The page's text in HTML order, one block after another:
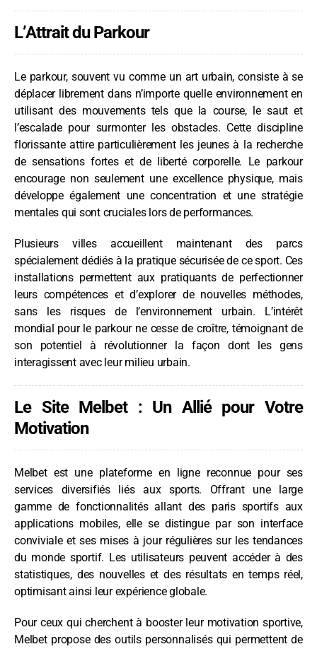
L’Attrait du Parkour
Le parkour, souvent vu comme un art urbain, consiste à se
déplacer librement dans n’importe quelle environnement en
utilisant des mouvements tels que la course, le saut et
l’escalade pour surmonter les obstacles. Cette discipline
florissante attire particulièrement les jeunes à la recherche
de sensations fortes et de liberté corporelle. Le parkour
encourage non seulement une excellence physique, mais
développe également une concentration et une stratégie
mentales qui sont cruciales lors de performances.
Plusieurs villes accueillent maintenant des parcs
spécialement dédiés à la pratique sécurisée de ce sport. Ces
installations permettent aux pratiquants de perfectionner
leurs compétences et d’explorer de nouvelles méthodes,
sans les risques de l’environnement urbain. L’intérêt
mondial pour le parkour ne cesse de croître, témoignant de
son potentiel à révolutionner la façon dont les gens
interagissent avec leur milieu urbain.
Le Site Melbet : Un Allié pour Votre
Motivation
Melbet est une plateforme en ligne reconnue pour ses
services diversifiés liés aux sports. Offrant une large
gamme de fonctionnalités allant des paris sportifs aux
applications mobiles, elle se distingue par son interface
conviviale et ses mises à jour régulières sur les tendances
du monde sportif. Les utilisateurs peuvent accéder à des
statistiques, des nouvelles et des résultats en temps réel,
optimisant ainsi leur expérience globale.
Pour ceux qui cherchent à booster leur motivation sportive,
Melbet propose des outils personnalisés qui permettent de